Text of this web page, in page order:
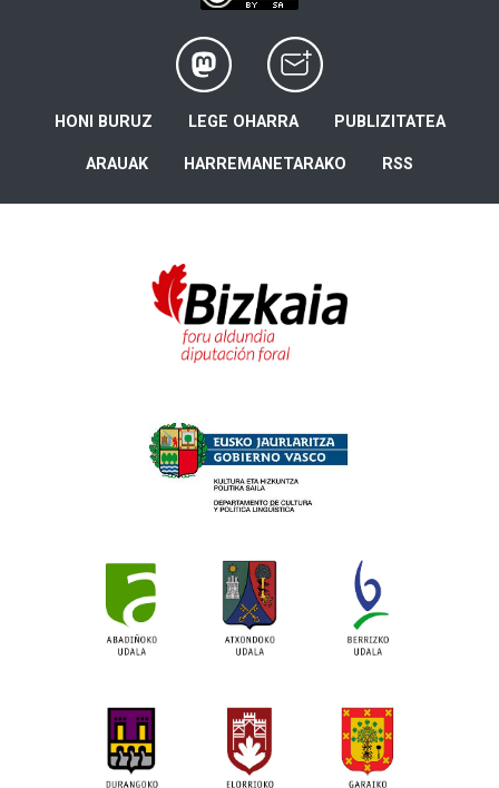
HONI BURUZ LEGE OHARRA PUBLIZITATEA
ARAUAK HARREMANETARAKO RSS